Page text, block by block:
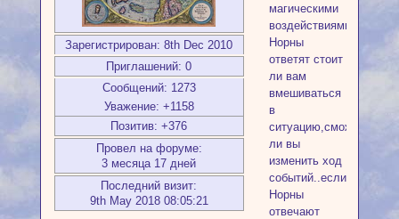
Зарегистрирован: 8th Dec 2010
Приглашений: 0
Сообщений: 1273
Уважение: +1158
Позитив: +376
Провел на форуме:
3 месяца 17 дней
Последний визит:
9th May 2018 08:05:21
магическими
воздействиями.
Норны
ответят стоит
ли вам
вмешиваться
в
ситуацию,сможете
ли вы
изменить ход
событий..если
Норны
отвечают